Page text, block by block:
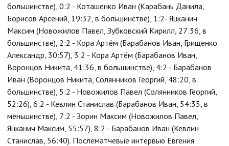
большинстве), 0:2 - Коташенко Иван (Карабань Данила,
Борисов Арсений, 19:32, в большинстве), 1:2- Яцканич
Максим (Новожилов Павел, Зубковский Кирилл, 27:36, в
большинстве), 2:2 - Кора Артём (Барабанов Иван, Грищенко
Александр, 30:57), 3:2 - Кора Артём (Барабанов Иван,
Воронцов Никита, 41:36, в большинстве), 4:2 - Барабанов
Иван (Воронцов Никита, Солянников Георгий, 48:20, в
большинстве), 5:2 - Новожилов Павел (Солянников Георгий,
52:26), 6:2 - Кевлин Станислав (Барабанов Иван, 54:35, в
меньшинстве), 7:2 - Зорин Максим (Новожилов Павел,
Яцканич Максим, 55:57), 8:2 - Барабанов Иван (Кевлин
Станислав, 56:40). Послематчевые интервью Евгения